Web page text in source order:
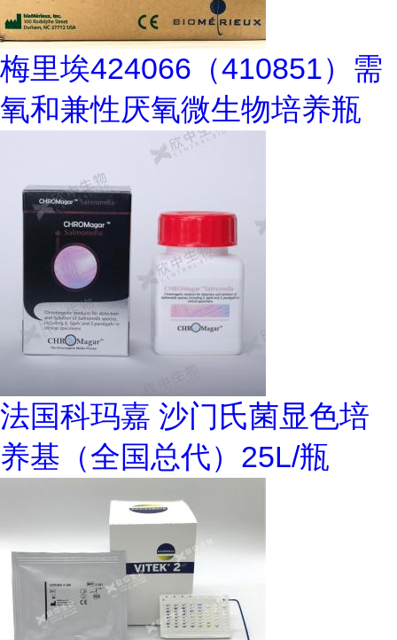
梅里埃424066（410851）需
氧和兼性厌氧微生物培养瓶
法国科玛嘉 沙门氏菌显色培
养基（全国总代）25L/瓶